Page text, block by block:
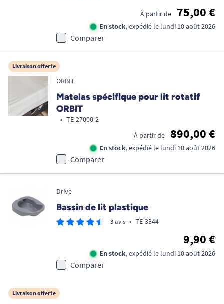
À partir de 75,00 €
En stock, expédié le lundi 10 août 2026
Comparer
Livraison offerte
ORBIT
Matelas spécifique pour lit rotatif
ORBIT
• TE-27000-2
À partir de
890,00 €
En stock, expédié le lundi 10 août 2026
Comparer
Drive
Bassin de lit plastique
3 avis • TE-3344
9,90 €
En stock, expédié le lundi 10 août 2026
Comparer
Livraison offerte